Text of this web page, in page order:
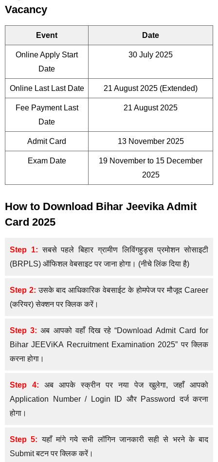
Vacancy
Event Date
Online Apply Start
Date
30 July 2025
Online Last Last Date 21 August 2025 (Extended)
Fee Payment Last
Date
21 August 2025
Admit Card 13 November 2025
Exam Date
19 November to 15 December
2025
How to Download Bihar Jeevika Admit
Card 2025
Step 1: सबसे पहले बिहार ग्रामीण लिविंगहुड्स प्रमोशन सोसाइटी
(BRPLS) ऑफिशल वेबसाइट पर जाना होगा। (नीचे लिंक दिया है)
Step 2: उसके बाद आधिकारिक वेबसाईट के होमपेज पर मौजूद Career
(करियर) सेक्शन पर क्लिक करें।
Step 3: अब आपको वहाँ दिख रहे “Download Admit Card for
Bihar JEEViKA Recruitment Examination 2025” पर क्लिक
करना होगा।
Step 4: अब आपके स्क्रीन पर नया पेज खुलेगा, जहाँ आपको
Application Number / Login ID और Password दर्ज करना
होगा।
Step 5: यहाँ मांगे गये सभी लॉगिन जानकारी सही से भरने के बाद
Submit बटन पर क्लिक करें।